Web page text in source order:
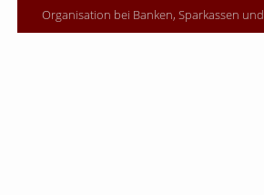
Organisation bei Banken, Sparkassen